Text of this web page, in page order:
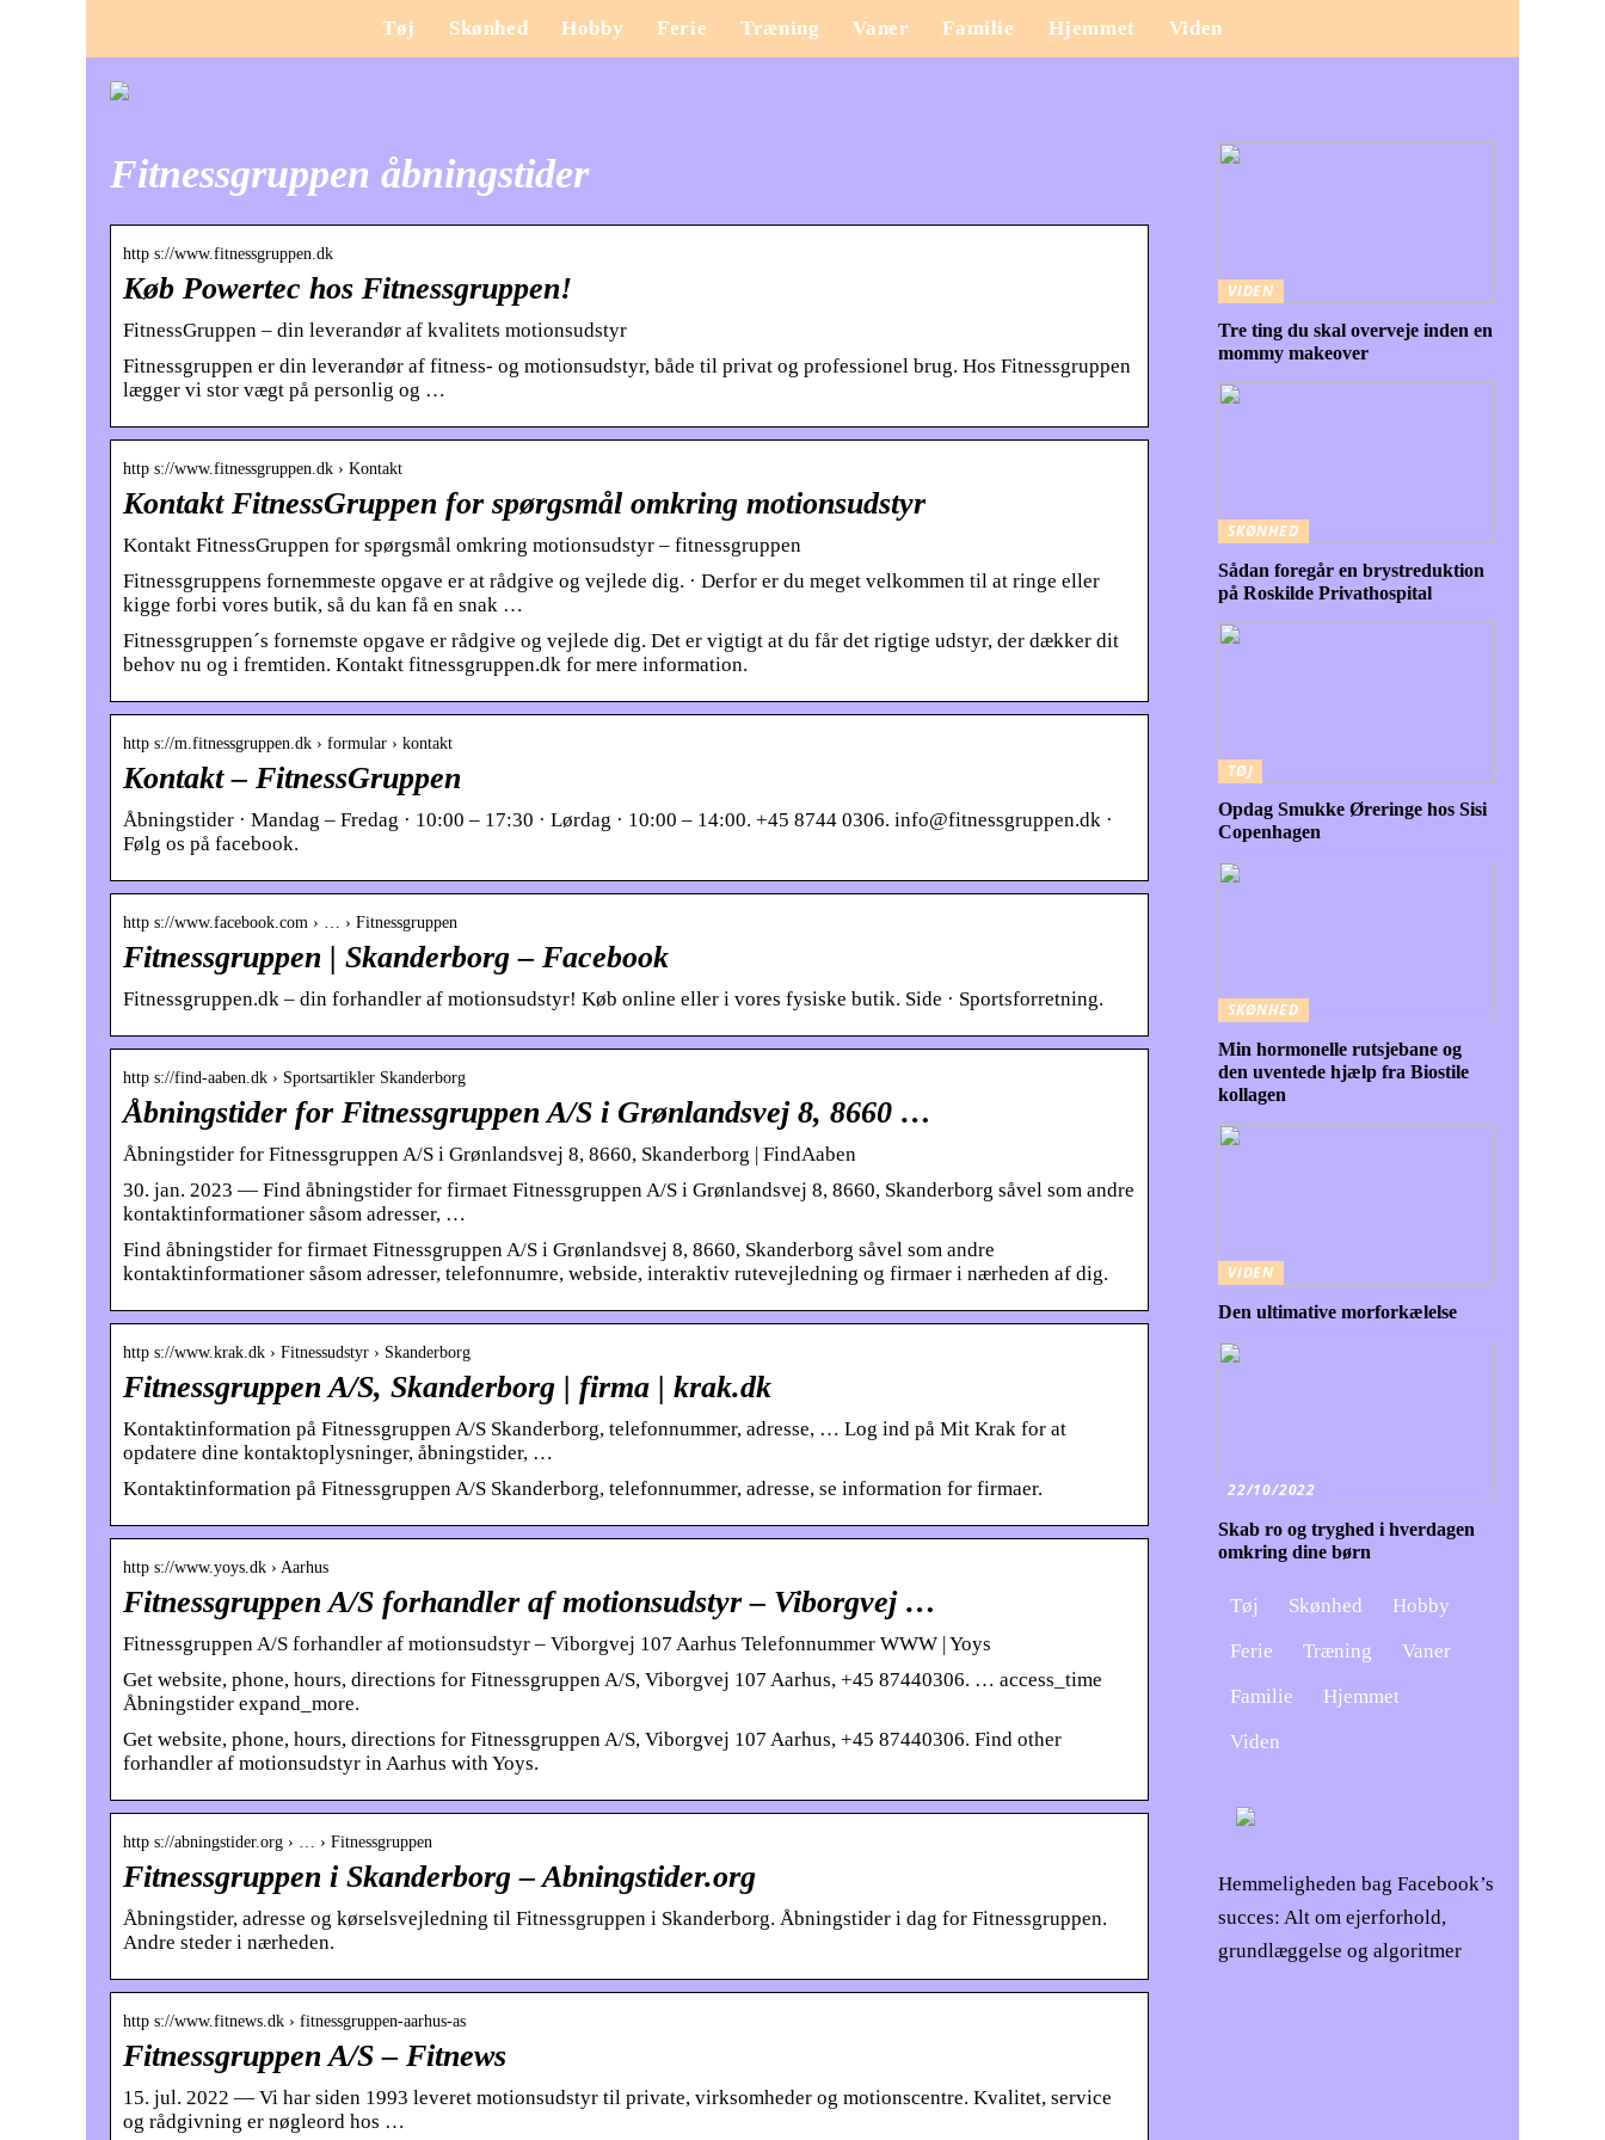
Tøj Skønhed Hobby Ferie Træning Vaner Familie Hjemmet Viden
Fitnessgruppen åbningstider
http s://www.fitnessgruppen.dk
Køb Powertec hos Fitnessgruppen!
FitnessGruppen – din leverandør af kvalitets motionsudstyr
Fitnessgruppen er din leverandør af fitness- og motionsudstyr, både til privat og professionel brug. Hos Fitnessgruppen
lægger vi stor vægt på personlig og …
http s://www.fitnessgruppen.dk › Kontakt
Kontakt FitnessGruppen for spørgsmål omkring motionsudstyr
Kontakt FitnessGruppen for spørgsmål omkring motionsudstyr – fitnessgruppen
Fitnessgruppens fornemmeste opgave er at rådgive og vejlede dig. · Derfor er du meget velkommen til at ringe eller
kigge forbi vores butik, så du kan få en snak …
Fitnessgruppen´s fornemste opgave er rådgive og vejlede dig. Det er vigtigt at du får det rigtige udstyr, der dækker dit
behov nu og i fremtiden. Kontakt fitnessgruppen.dk for mere information.
http s://m.fitnessgruppen.dk › formular › kontakt
Kontakt – FitnessGruppen
Åbningstider · Mandag – Fredag · 10:00 – 17:30 · Lørdag · 10:00 – 14:00. +45 8744 0306. info@fitnessgruppen.dk ·
Følg os på facebook.
http s://www.facebook.com › … › Fitnessgruppen
Fitnessgruppen | Skanderborg – Facebook
Fitnessgruppen.dk – din forhandler af motionsudstyr! Køb online eller i vores fysiske butik. Side · Sportsforretning.
http s://find-aaben.dk › Sportsartikler Skanderborg
Åbningstider for Fitnessgruppen A/S i Grønlandsvej 8, 8660 …
Åbningstider for Fitnessgruppen A/S i Grønlandsvej 8, 8660, Skanderborg | FindAaben
30. jan. 2023 — Find åbningstider for firmaet Fitnessgruppen A/S i Grønlandsvej 8, 8660, Skanderborg såvel som andre
kontaktinformationer såsom adresser, …
Find åbningstider for firmaet Fitnessgruppen A/S i Grønlandsvej 8, 8660, Skanderborg såvel som andre
kontaktinformationer såsom adresser, telefonnumre, webside, interaktiv rutevejledning og firmaer i nærheden af dig.
http s://www.krak.dk › Fitnessudstyr › Skanderborg
Fitnessgruppen A/S, Skanderborg | firma | krak.dk
Kontaktinformation på Fitnessgruppen A/S Skanderborg, telefonnummer, adresse, … Log ind på Mit Krak for at
opdatere dine kontaktoplysninger, åbningstider, …
Kontaktinformation på Fitnessgruppen A/S Skanderborg, telefonnummer, adresse, se information for firmaer.
http s://www.yoys.dk › Aarhus
Fitnessgruppen A/S forhandler af motionsudstyr – Viborgvej …
Fitnessgruppen A/S forhandler af motionsudstyr – Viborgvej 107 Aarhus Telefonnummer WWW | Yoys
Get website, phone, hours, directions for Fitnessgruppen A/S, Viborgvej 107 Aarhus, +45 87440306. … access_time
Åbningstider expand_more.
Get website, phone, hours, directions for Fitnessgruppen A/S, Viborgvej 107 Aarhus, +45 87440306. Find other
forhandler af motionsudstyr in Aarhus with Yoys.
http s://abningstider.org › … › Fitnessgruppen
Fitnessgruppen i Skanderborg – Abningstider.org
Åbningstider, adresse og kørselsvejledning til Fitnessgruppen i Skanderborg. Åbningstider i dag for Fitnessgruppen.
Andre steder i nærheden.
http s://www.fitnews.dk › fitnessgruppen-aarhus-as
Fitnessgruppen A/S – Fitnews
15. jul. 2022 — Vi har siden 1993 leveret motionsudstyr til private, virksomheder og motionscentre. Kvalitet, service
og rådgivning er nøgleord hos …
VIDEN
Tre ting du skal overveje inden en
mommy makeover
SKØNHED
Sådan foregår en brystreduktion
på Roskilde Privathospital
TØJ
Opdag Smukke Øreringe hos Sisi
Copenhagen
SKØNHED
Min hormonelle rutsjebane og
den uventede hjælp fra Biostile
kollagen
VIDEN
Den ultimative morforkælelse
22/10/2022
Skab ro og tryghed i hverdagen
omkring dine børn
Tøj Skønhed
Hobby
Ferie
Træning
Vaner
Familie
Hjemmet
Viden
Hemmeligheden bag Facebook’s
succes: Alt om ejerforhold,
grundlæggelse og algoritmer